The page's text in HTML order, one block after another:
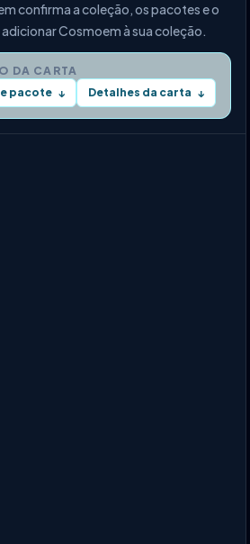
confirma a coleção, os pacotes e o
Cosmoem à sua coleção.
DA CARTA
pacote ↓ Detalhes da carta ↓